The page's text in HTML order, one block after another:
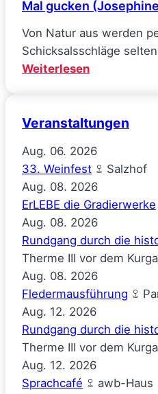
Mal gucken
Von Natur aus werden
Schicksalsschläge
Weiterlesen:
(Josephine
Veranstaltungen
Aug. 06. 2026
33. Weinfest
Salzhof
Aug. 08. 2026
ErLEBE die Gradierwerke
Aug. 08. 2026
Rundgang durch die
Therme III vor dem
Aug. 08. 2026
Fledermausführung
Aug. 12. 2026
Rundgang durch die
Therme III vor dem
Aug. 12. 2026
Sprachcafé
awb-Haus